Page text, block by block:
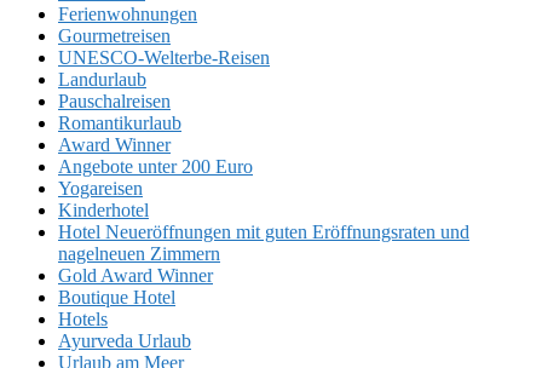
Ferienwohnungen
Gourmetreisen
UNESCO-Welterbe-Reisen
Landurlaub
Pauschalreisen
Romantikurlaub
Award Winner
Angebote unter 200 Euro
Yogareisen
Kinderhotel
Hotel Neueröffnungen mit guten Eröffnungsraten und
nagelneuen Zimmern
Gold Award Winner
Boutique Hotel
Hotels
Ayurveda Urlaub
Urlaub am Meer